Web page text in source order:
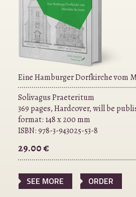
Eine Hamburger Dorfkirche vom
Solivagus Praeteritum
369 pages, Hardcover, will be
format: 148 x 200 mm
ISBN:978-3-943025-53-8
29.00 €
SEE MORE ORDER